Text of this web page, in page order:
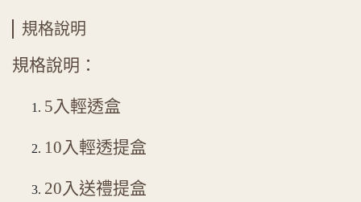
規格說明
規格說明：
5入輕透盒
10入輕透提盒
20入送禮提盒